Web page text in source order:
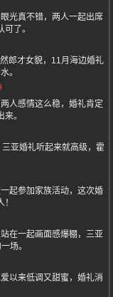
光真不错，两人一起出席
了。
郎才女貌，11月海边婚礼
。
人感情这么稳，婚礼肯定
。
亚婚礼听起来就高级，霍
起参加家族活动，这次婚
在一起画面感爆棚，三亚
场。
以来低调又甜蜜，婚礼消